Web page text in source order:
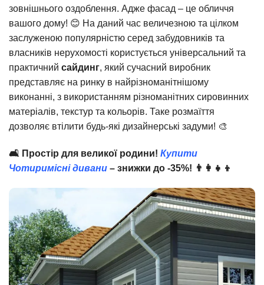
зовнішнього оздоблення. Адже фасад – це обличчя
вашого дому! 😊 На даний час величезною та цілком
заслуженою популярністю серед забудовників та
власників нерухомості користується універсальний та
практичний сайдинг, який сучасний виробник
представляє на ринку в найрізноманітнішому
виконанні, з використанням різноманітних сировинних
матеріалів, текстур та кольорів. Таке розмаїття
дозволяє втілити будь-які дизайнерські задуми! 🎨
🛋️ Простір для великої родини! Купити
Чотиримісні дивани – знижки до -35%! 👨👩👧👦